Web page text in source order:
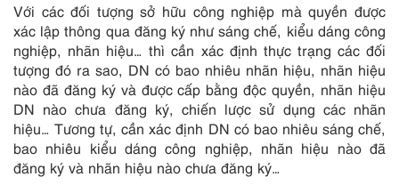
Với các đối tượng sở hữu công nghiệp mà quyền được
xác lập thông qua đăng ký như sáng chế, kiểu dáng công
nghiệp, nhãn hiệu… thì cần xác định thực trạng các đối
tượng đó ra sao, DN có bao nhiêu nhãn hiệu, nhãn hiệu
nào đã đăng ký và được cấp bằng độc quyền, nhãn hiệu
DN nào chưa đăng ký, chiến lược sử dụng các nhãn
hiệu… Tương tự, cần xác định DN có bao nhiêu sáng chế,
bao nhiêu kiểu dáng công nghiệp, nhãn hiệu nào đã
đăng ký và nhãn hiệu nào chưa đăng ký…